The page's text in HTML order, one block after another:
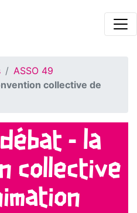
ASSO 49
collective de
- la
collective